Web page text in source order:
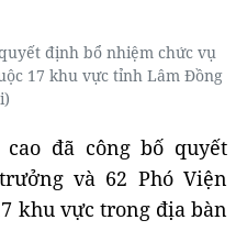
định bổ nhiệm chức vụ
17 khu vực tỉnh Lâm Đồng
đã công bố quyết
và 62 Phó Viện
khu vực trong địa bàn